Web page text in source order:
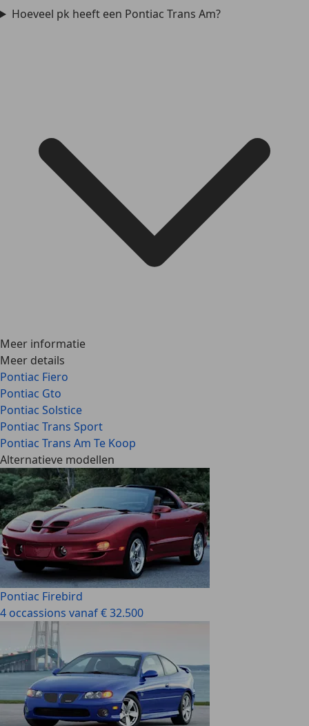
Hoeveel pk heeft een Pontiac Trans Am?
Meer informatie
Meer details
Pontiac Fiero
Pontiac Gto
Pontiac Solstice
Pontiac Trans Sport
Pontiac Trans Am Te Koop
Alternatieve modellen
Pontiac Firebird
4 occassions vanaf € 32.500